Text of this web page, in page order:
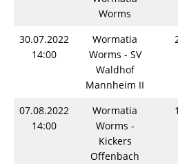
Worms
30.07.2022
14:00
Wormatia
Worms - SV
Waldhof
Mannheim II
07.08.2022
14:00
Wormatia
Worms -
Kickers
Offenbach